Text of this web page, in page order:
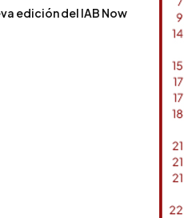
edición del IAB Now